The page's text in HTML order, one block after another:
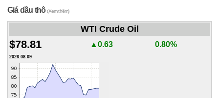
Giá dầu thô(Xem thêm)
WTI Crude Oil
$78.81 ▲0.63 0.80%
2026.08.09